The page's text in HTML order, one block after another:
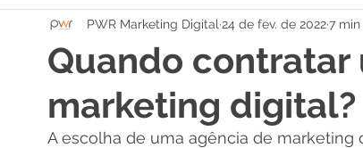
Marketing para Construtoras Serviços B2B e Alto Valor
Marketing Local — RP, SP e Orlando Lançamento de
Quando contratar
marketing digital?
PWR Marketing Digital 24 de fev. de 20227
A escolha de uma agência de marketing